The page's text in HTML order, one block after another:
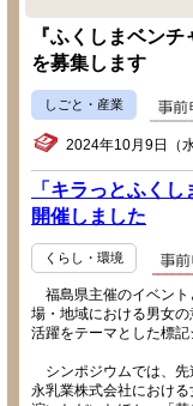
『ふくしまベン
を募集します
しごと・産業
2024年10月9日（
「キラっとふく
開催しました
くらし・環境
福島県主催のイベント
場・地域における男女
活躍をテーマとした標記
シンポジウムでは、先
永乳業株式会社におけ